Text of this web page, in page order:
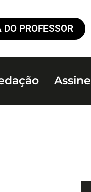
DO PROFESSOR
Assine